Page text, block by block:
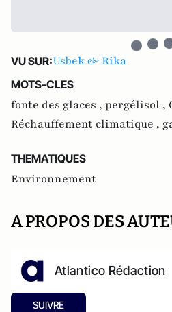
VU SUR:Usbek & Rika
MOTS-CLES
fonte des glaces , pergélisol ,
Réchauffement climatique ,
THEMATIQUES
Environnement
A PROPOS DES
Atlantico Rédaction
SUIVRE